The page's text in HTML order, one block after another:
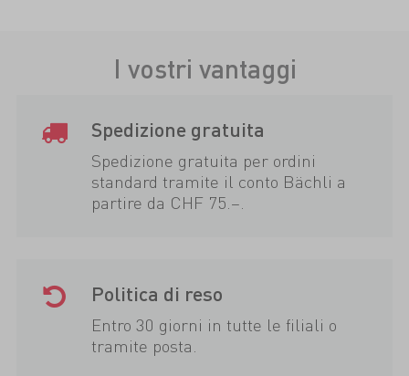
I vostri vantaggi
Spedizione gratuita
Spedizione gratuita per ordini
standard tramite il conto Bächli a
partire da CHF 75.–.
Politica di reso
Entro 30 giorni in tutte le filiali o
tramite posta.